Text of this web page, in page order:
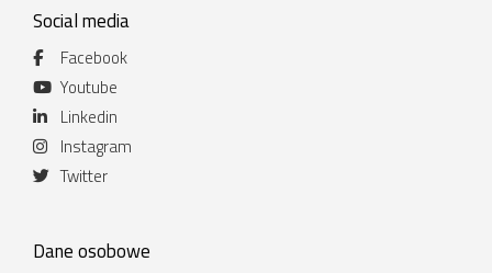
Social media
Facebook
Youtube
Linkedin
Instagram
Twitter
Dane osobowe